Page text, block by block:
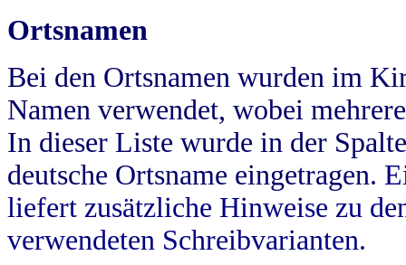
Ortsnamen
Bei den Ortsnamen wurden im
Namen verwendet, wobei
In dieser Liste wurde in der
deutsche Ortsname eingetragen.
liefert zusätzliche Hinweise zu
verwendeten Schreibvarianten.